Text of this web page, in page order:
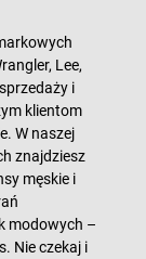
Lee,
i
klientom
W naszej
znajdziesz
męskie i
modowych –
Nie czekaj i